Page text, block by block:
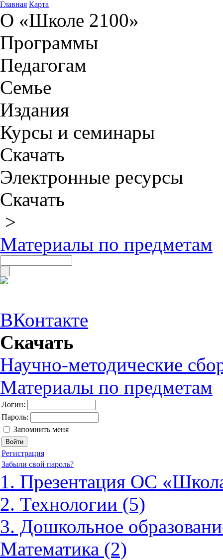
Главная Карта
О «Школе 2100»
Программы
Педагогам
Семье
Издания
Курсы и семинары
Скачать
Электронные ресурсы
Скачать
>
Материалы по предметам
ВКонтакте
Скачать
Научно-методические
Материалы по предметам
Логин:
Пароль:
Запомнить меня
Регистрация
Забыли свой пароль?
1. Презентация ОС
2. Технологии (5)
3. Дошкольное
Математика (2)